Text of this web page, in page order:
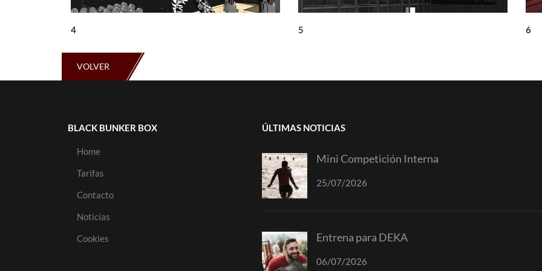
4 5 6
VOLVER
BLACK BUNKER BOX
Home
Tarifas
Contacto
Noticias
Cookies
ÚLTIMAS NOTICIAS
Mini Competición Interna
25/07/2026
Entrena para DEKA
06/07/2026